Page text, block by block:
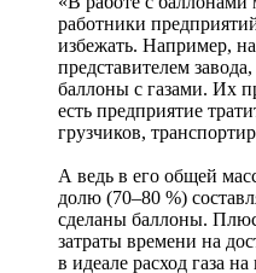
работники
избежать. Например,
представителем
баллоны с газами. Их
есть предприятие
грузчиков,
А ведь в его общей
долю (70‒80 %)
сделаны баллоны.
затраты времени на
в идеале расход газа